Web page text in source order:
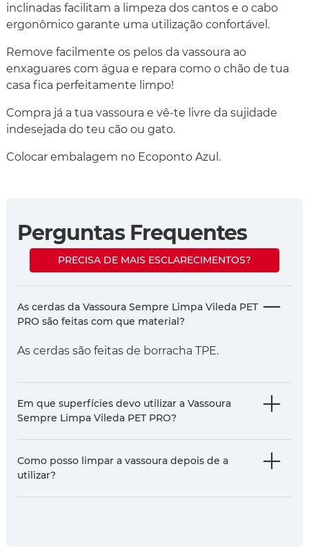
inclinadas facilitam a limpeza dos cantos e o cabo
ergonômico garante uma utilização confortável.
Remove facilmente os pelos da vassoura ao
enxaguares com água e repara como o chão de tua
casa fica perfeitamente limpo!
Compra já a tua vassoura e vê-te livre da sujidade
indesejada do teu cão ou gato.
Colocar embalagem no Ecoponto Azul.
Perguntas Frequentes
PRECISA DE MAIS ESCLARECIMENTOS?
As cerdas da Vassoura Sempre Limpa Vileda PET
PRO são feitas com que material?
As cerdas são feitas de borracha TPE.
Em que superfícies devo utilizar a Vassoura
Sempre Limpa Vileda PET PRO?
Como posso limpar a vassoura depois de a
utilizar?